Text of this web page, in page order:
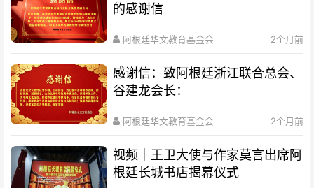
的感谢信
阿根廷华文教育基金会 2个月前
感谢信：致阿根廷浙江联合总会、
谷建龙会长：
阿根廷华文教育基金会 2个月前
视频｜王卫大使与作家莫言出席阿
根廷长城书店揭幕仪式